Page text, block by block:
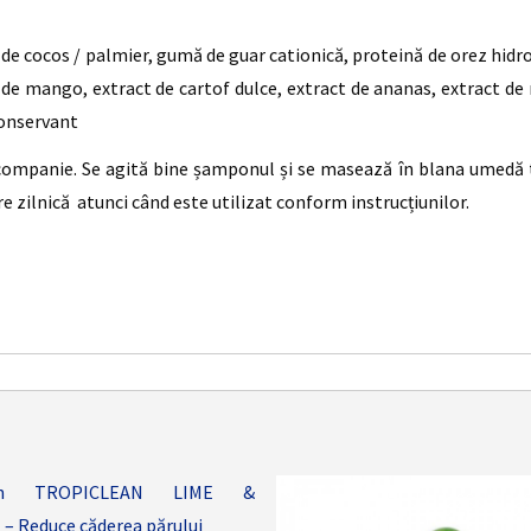
cocos / palmier, gumă de guar cationică, proteină de orez
mango, extract de cartof dulce, extract de ananas, extract
Se agită bine șamponul și se masează în blana
zilnică atunci când este utilizat conform instrucțiunilor.